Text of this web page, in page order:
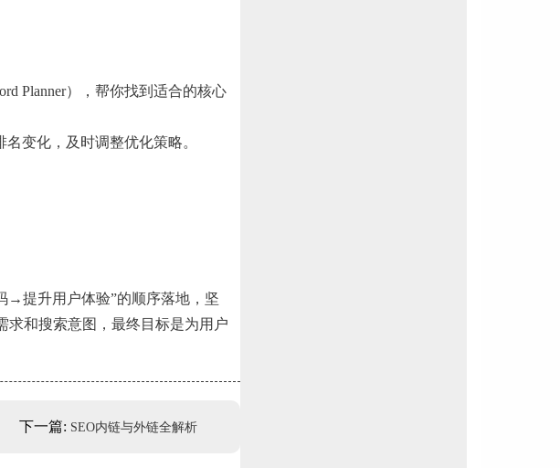
Planner），帮你找到适合的核心
变化，及时调整优化策略。
→提升用户体验”的顺序落地，坚
求和搜索意图，最终目标是为用户
下一篇: SEO内链与外链全解析